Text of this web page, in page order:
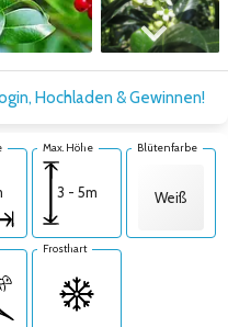
Zum nächsten Bild
Hochladen & Gewinnen!
Max. Höhe
3 - 5m
Blütenfarbe
Weiß
Frosthart